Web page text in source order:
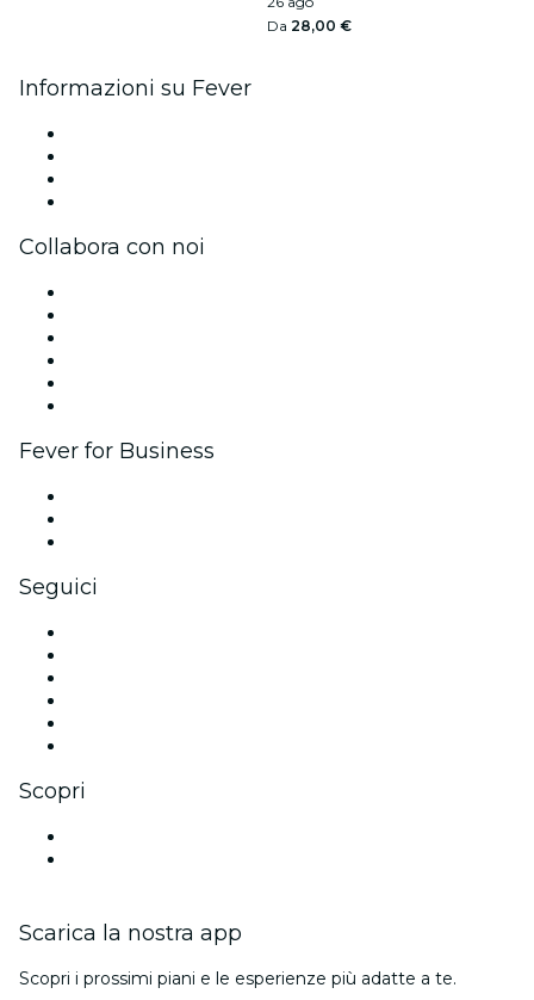
Da 28,00 €
Informazioni su Fever
Collabora con noi
Fever for Business
Seguici
Scopri
Scarica la nostra app
Scopri i prossimi piani e le esperienze più adatte a te.